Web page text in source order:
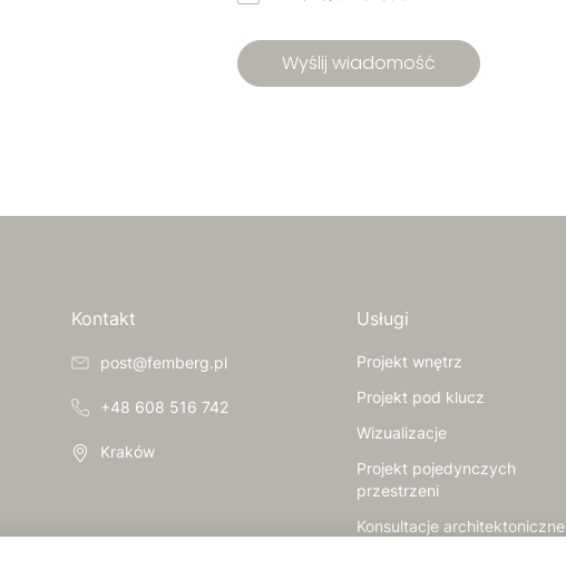
Wyślij wiadomość
Kontakt
post@femberg.pl
+48 608 516 742
Kraków
Usługi
Projekt wnętrz
Projekt pod klucz
Wizualizacje
Projekt pojedynczych
przestrzeni
Konsultacje architektoniczne